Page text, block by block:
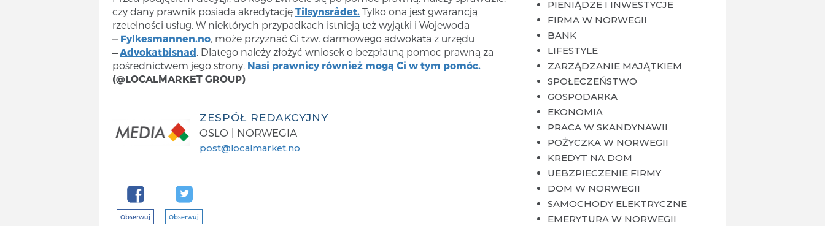
czy dany prawnik posiada akredytację Tilsynsrådet. Tylko ona jest gwarancją
rzetelności usług. W niektórych przypadkach istnieją też wyjątki i Wojewoda
— Fylkesmannen.no, może przyznać Ci tzw. darmowego adwokata z urzędu
—Advokatbisnad. Dlatego należy złożyć wniosek o bezpłatną pomoc prawną za
pośrednictwem jego strony. Nasi prawnicy również mogą Ci w tym pomóc.
(@LOCALMARKET GROUP)
ZESPÓŁ REDAKCYJNY
OSLO | NORWEGIA
post@localmarket.no
Obserwuj Obserwuj
PIENIĄDZE I INWESTYCJE
FIRMA W NORWEGII
BANK
LIFESTYLE
ZARZĄDZANIE MAJĄTKIEM
SPOŁECZEŃSTWO
GOSPODARKA
EKONOMIA
PRACA W SKANDYNAWII
POŻYCZKA W NORWEGII
KREDYT NA DOM
UEBZPIECZENIE FIRMY
DOM W NORWEGII
SAMOCHODY ELEKTRYCZNE
EMERYTURA W NORWEGII